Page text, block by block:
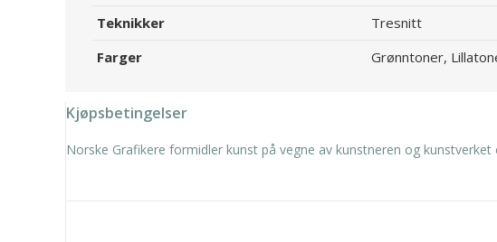
Teknikker
Tresnitt
Farger
Grønntoner,
Kjøpsbetingelser
Norske Grafikere formidler kunst på vegne av kunstneren og